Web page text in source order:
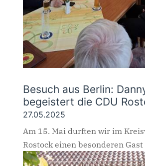
Besuch aus Berlin:
begeistert die CDU
27.05.2025
Am 15. Mai durften wir im
Rostock einen besonderen
Berliner Abgeordnete Danny